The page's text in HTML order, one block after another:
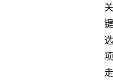
关
键
选
项
走